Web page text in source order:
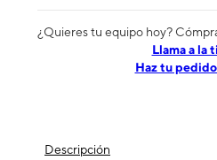
¿Quieres tu equipo hoy?
​​​​​​​Llama a la
Haz tu
Descripción